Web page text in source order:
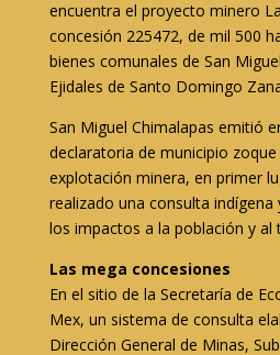
encuentra el proyecto minero
concesión 225472, de mil 500
bienes comunales de San
Ejidales de Santo Domingo
San Miguel Chimalapas emitió
declaratoria de municipio
explotación minera, en primer
realizado una consulta
los impactos a la población y al
Las mega concesiones
En el sitio de la Secretaría de
Mex, un sistema de consulta
Dirección General de Minas,